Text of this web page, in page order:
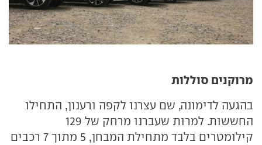
מרוקנים סוללות
בהגעה לדימונה, שם עצרנו לקפה ורענון, התחילו
החששות. למרות שעברנו מרחק של 129
קילומטרים בלבד מתחילת המבחן, 5 מתוך 7 רכבים